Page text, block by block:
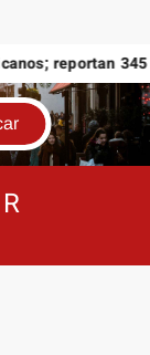
reportan 345